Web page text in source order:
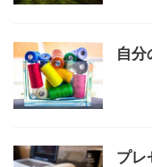
自分
プレ